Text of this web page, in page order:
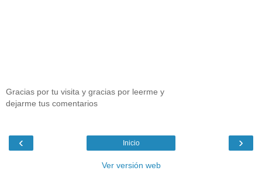
Gracias por tu visita y gracias por leerme y
dejarme tus comentarios
‹ ›
Inicio
Ver versión web